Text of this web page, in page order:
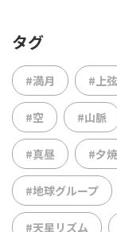
タグ
#満月 #上
#空 #山脈
#真昼 #夕
#地球グループ
#天星リズム